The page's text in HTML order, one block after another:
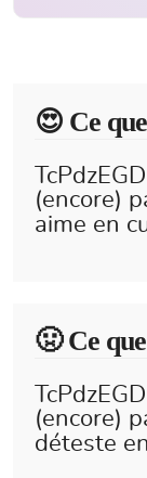
😍️ Ce
(encore)
aime en
🤢 Ce
(encore)
déteste